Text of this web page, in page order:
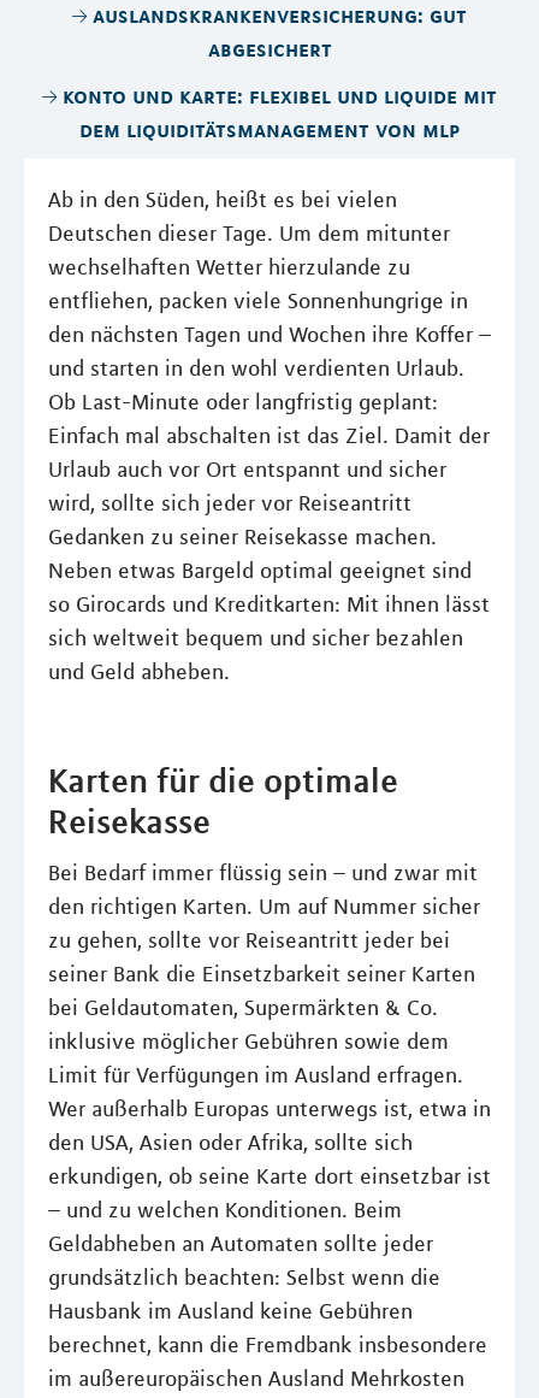
auslandskrankenversicherung: gut
abgesichert
konto und karte: flexibel und liquide mit
dem liquiditätsmanagement von mlp
Ab in den Süden, heißt es bei vielen
Deutschen dieser Tage. Um dem mitunter
wechselhaften Wetter hierzulande zu
entfliehen, packen viele Sonnenhungrige in
den nächsten Tagen und Wochen ihre Koffer –
und starten in den wohl verdienten Urlaub.
Ob Last-Minute oder langfristig geplant:
Einfach mal abschalten ist das Ziel. Damit der
Urlaub auch vor Ort entspannt und sicher
wird, sollte sich jeder vor Reiseantritt
Gedanken zu seiner Reisekasse machen.
Neben etwas Bargeld optimal geeignet sind
so Girocards und Kreditkarten: Mit ihnen lässt
sich weltweit bequem und sicher bezahlen
und Geld abheben.
Karten für die optimale
Reisekasse
Bei Bedarf immer flüssig sein – und zwar mit
den richtigen Karten. Um auf Nummer sicher
zu gehen, sollte vor Reiseantritt jeder bei
seiner Bank die Einsetzbarkeit seiner Karten
bei Geldautomaten, Supermärkten & Co.
inklusive möglicher Gebühren sowie dem
Limit für Verfügungen im Ausland erfragen.
Wer außerhalb Europas unterwegs ist, etwa in
den USA, Asien oder Afrika, sollte sich
erkundigen, ob seine Karte dort einsetzbar ist
– und zu welchen Konditionen. Beim
Geldabheben an Automaten sollte jeder
grundsätzlich beachten: Selbst wenn die
Hausbank im Ausland keine Gebühren
berechnet, kann die Fremdbank insbesondere
im außereuropäischen Ausland Mehrkosten